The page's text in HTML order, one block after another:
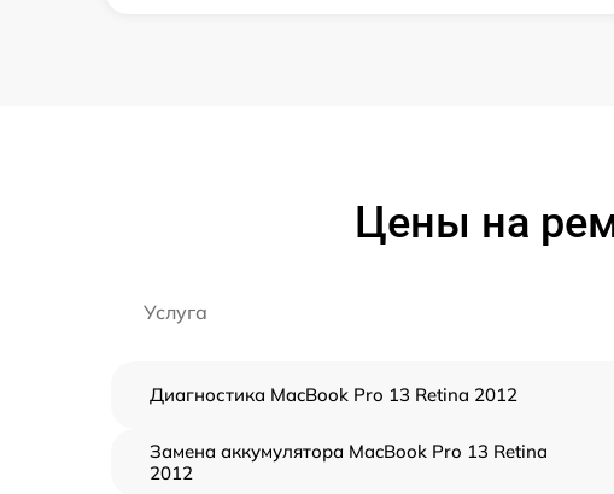
Цены на
Услуга
Диагностика MacBook Pro 13 Retina 2012
Замена аккумулятора MacBook Pro 13 Retina
2012